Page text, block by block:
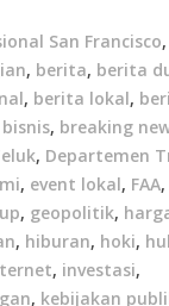
San Francisco,
, berita, berita
, berita lokal,
bisnis, breaking
, Departemen
, event lokal, FAA,
, geopolitik,
, hiburan, hoki,
, investasi,
, kebijakan